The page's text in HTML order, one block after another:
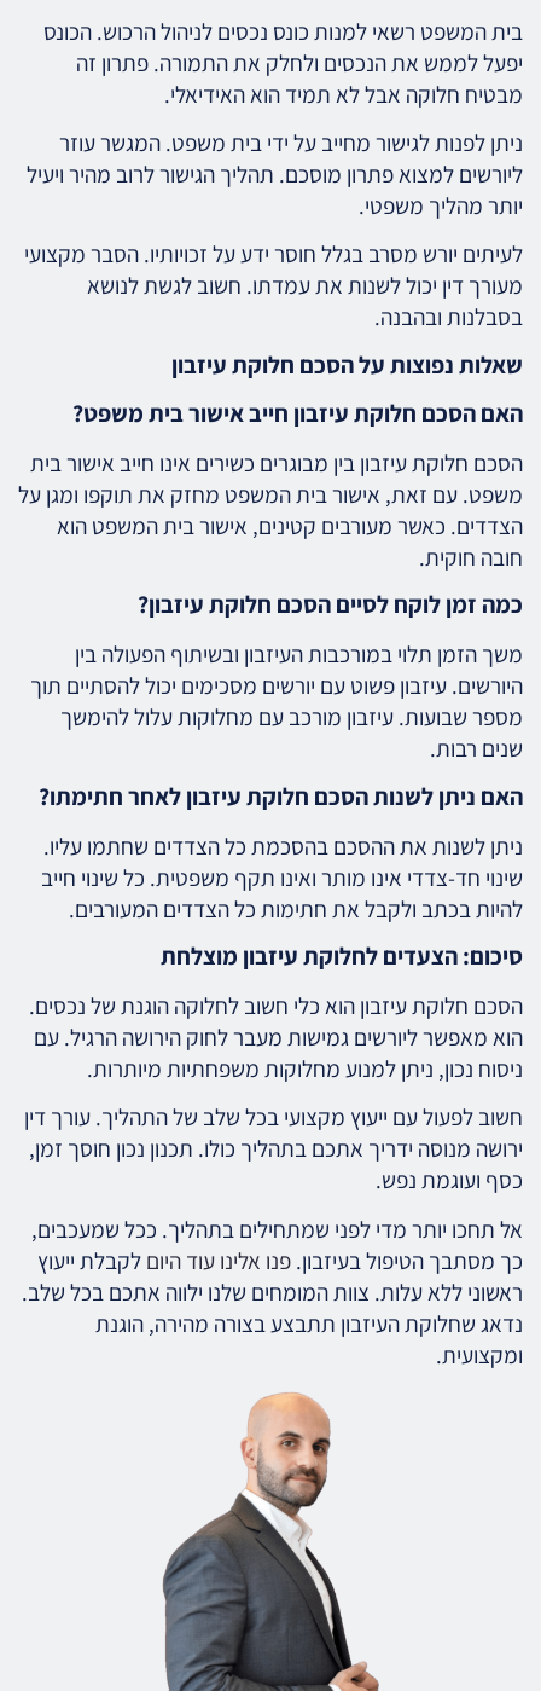
בית המשפט רשאי למנות כונס נכסים לניהול הרכוש. הכונס
יפעל לממש את הנכסים ולחלק את התמורה. פתרון זה
מבטיח חלוקה אבל לא תמיד הוא האידיאלי.
ניתן לפנות לגישור מחייב על ידי בית משפט. המגשר עוזר
ליורשים למצוא פתרון מוסכם. תהליך הגישור לרוב מהיר ויעיל
יותר מהליך משפטי.
לעיתים יורש מסרב בגלל חוסר ידע על זכויותיו. הסבר מקצועי
מעורך דין יכול לשנות את עמדתו. חשוב לגשת לנושא
בסבלנות ובהבנה.
שאלות נפוצות על הסכם חלוקת עיזבון
האם הסכם חלוקת עיזבון חייב אישור בית משפט?
הסכם חלוקת עיזבון בין מבוגרים כשירים אינו חייב אישור בית
משפט. עם זאת, אישור בית המשפט מחזק את תוקפו ומגן על
הצדדים. כאשר מעורבים קטינים, אישור בית המשפט הוא
חובה חוקית.
כמה זמן לוקח לסיים הסכם חלוקת עיזבון?
משך הזמן תלוי במורכבות העיזבון ובשיתוף הפעולה בין
היורשים. עיזבון פשוט עם יורשים מסכימים יכול להסתיים תוך
מספר שבועות. עיזבון מורכב עם מחלוקות עלול להימשך
שנים רבות.
האם ניתן לשנות הסכם חלוקת עיזבון לאחר חתימתו?
ניתן לשנות את ההסכם בהסכמת כל הצדדים שחתמו עליו.
שינוי חד-צדדי אינו מותר ואינו תקף משפטית. כל שינוי חייב
להיות בכתב ולקבל את חתימות כל הצדדים המעורבים.
סיכום: הצעדים לחלוקת עיזבון מוצלחת
הסכם חלוקת עיזבון הוא כלי חשוב לחלוקה הוגנת של נכסים.
הוא מאפשר ליורשים גמישות מעבר לחוק הירושה הרגיל. עם
ניסוח נכון, ניתן למנוע מחלוקות משפחתיות מיותרות.
חשוב לפעול עם ייעוץ מקצועי בכל שלב של התהליך. עורך דין
ירושה מנוסה ידריך אתכם בתהליך כולו. תכנון נכון חוסך זמן,
כסף ועוגמת נפש.
אל תחכו יותר מדי לפני שמתחילים בתהליך. ככל שמעכבים,
כך מסתבך הטיפול בעיזבון.פנו אלינו עוד היוםלקבלת ייעוץ
ראשוני ללא עלות. צוות המומחים שלנו ילווה אתכם בכל שלב.
נדאג שחלוקת העיזבון תתבצע בצורה מהירה, הוגנת
ומקצועית.